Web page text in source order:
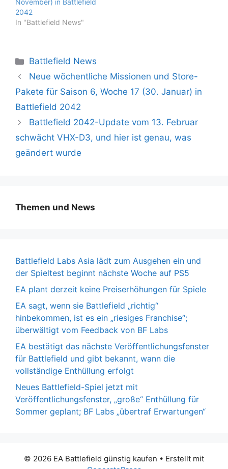
November) in Battlefield
2042
In "Battlefield News"
Kategorien
Battlefield News
Neue wöchentliche Missionen und Store-
Pakete für Saison 6, Woche 17 (30. Januar) in
Battlefield 2042
Battlefield 2042-Update vom 13. Februar
schwächt VHX-D3, und hier ist genau, was
geändert wurde
Themen und News
Battlefield Labs Asia lädt zum Ausgehen ein und
der Spieltest beginnt nächste Woche auf PS5
EA plant derzeit keine Preiserhöhungen für Spiele
EA sagt, wenn sie Battlefield „richtig“
hinbekommen, ist es ein „riesiges Franchise“;
überwältigt vom Feedback von BF Labs
EA bestätigt das nächste Veröffentlichungsfenster
für Battlefield und gibt bekannt, wann die
vollständige Enthüllung erfolgt
Neues Battlefield-Spiel jetzt mit
Veröffentlichungsfenster, „große“ Enthüllung für
Sommer geplant; BF Labs „übertraf Erwartungen“
© 2026 EA Battlefield günstig kaufen • Erstellt mit